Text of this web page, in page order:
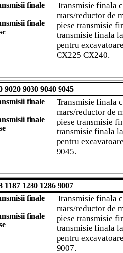
finale
finale
Transmisie finala
mars/reductor de
piese transmisie
transmisie finala
pentru
CX225 CX240.
9020 9030 9040 9045
finale
finale
Transmisie finala
mars/reductor de
piese transmisie
transmisie finala
pentru
9045.
1187 1280 1286 9007
finale
finale
Transmisie finala
mars/reductor de
piese transmisie
transmisie finala
pentru
9007.